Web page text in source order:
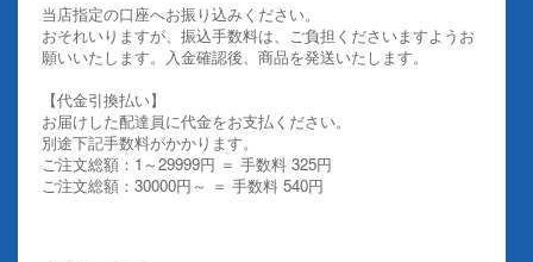
当店指定の口座へお振り込みください。
おそれいりますが、振込手数料は、ご負担くださいますようお
願いいたします。入金確認後、商品を発送いたします。
【代金引換払い】
お届けした配達員に代金をお支払ください。
別途下記手数料がかかります。
ご注文総額：1～29999円 ＝ 手数料 325円
ご注文総額：30000円～ ＝ 手数料 540円